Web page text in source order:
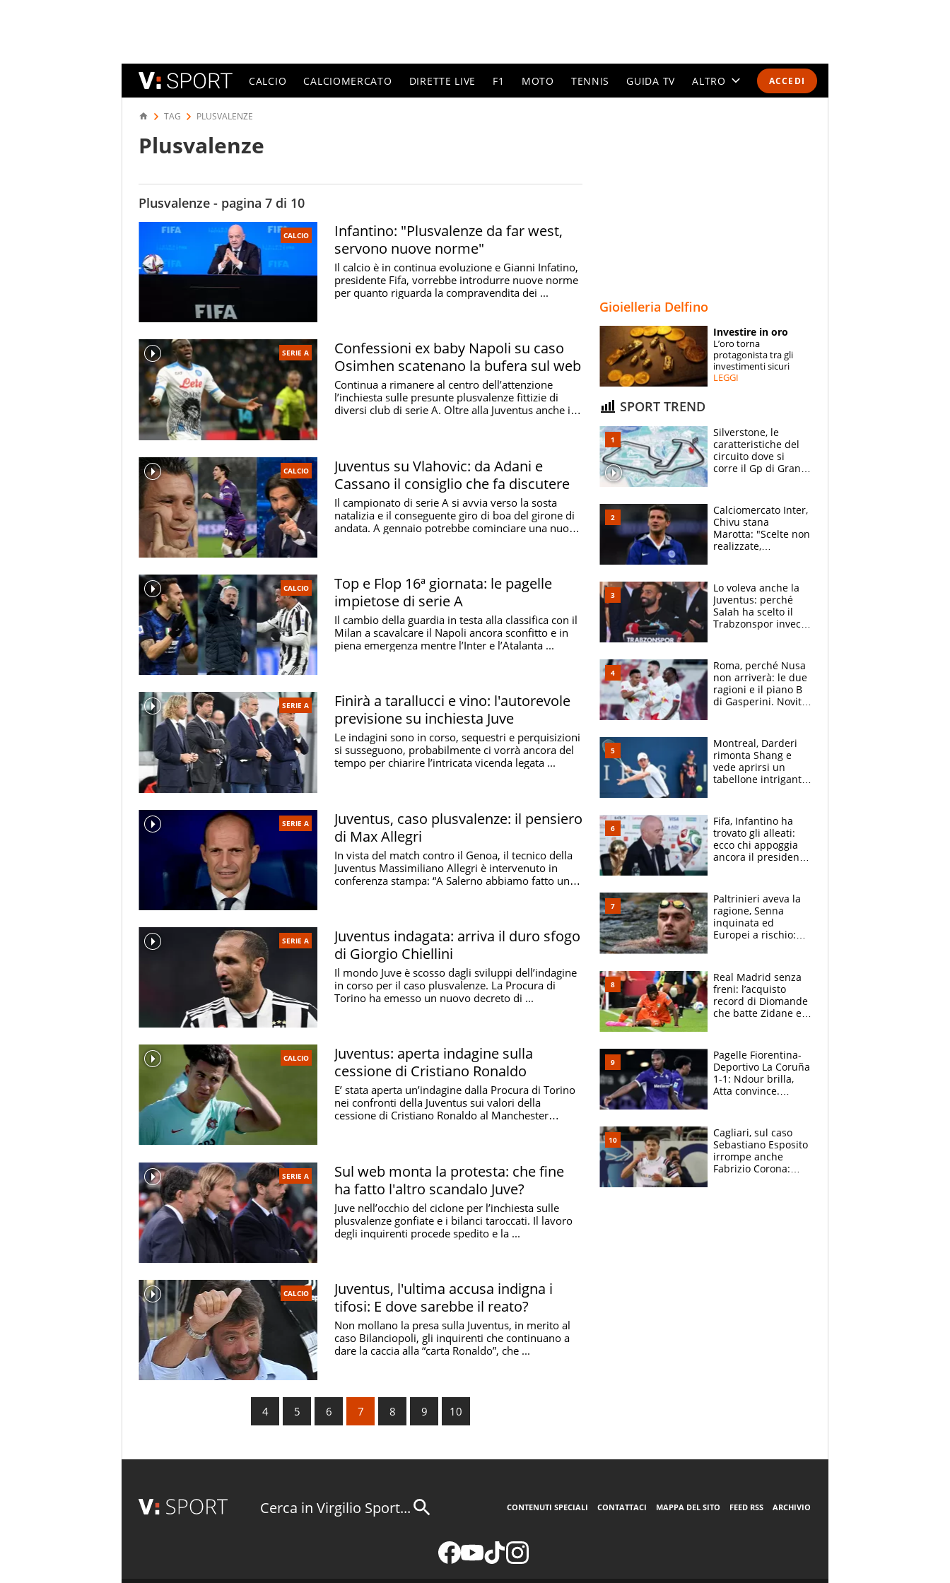
ACCEDI
CALCIO CALCIOMERCATO DIRETTE LIVE F1 MOTO TENNIS GUIDA TV ALTRO
SPECIALI
ESPERTI
TAG PLUSVALENZE
Plusvalenze
Plusvalenze - pagina 7 di 10
CALCIO
Infantino: "Plusvalenze da far west,
servono nuove norme"
Il calcio è in continua evoluzione e Gianni Infatino,
presidente Fifa, vorrebbe introdurre nuove norme
per quanto riguarda la compravendita dei ...
SERIE A
Confessioni ex baby Napoli su caso
Osimhen scatenano la bufera sul web
Continua a rimanere al centro dell’attenzione
l’inchiesta sulle presunte plusvalenze fittizie di
diversi club di serie A. Oltre alla Juventus anche il
CALCIO
Juventus su Vlahovic: da Adani e
Cassano il consiglio che fa discutere
Il campionato di serie A si avvia verso la sosta
natalizia e il conseguente giro di boa del girone di
andata. A gennaio potrebbe cominciare una nuova
CALCIO
Top e Flop 16ª giornata: le pagelle
impietose di serie A
Il cambio della guardia in testa alla classifica con il
Milan a scavalcare il Napoli ancora sconfitto e in
piena emergenza mentre l’Inter e l’Atalanta ...
SERIE A
Finirà a tarallucci e vino: l'autorevole
previsione su inchiesta Juve
Le indagini sono in corso, sequestri e perquisizioni
si susseguono, probabilmente ci vorrà ancora del
tempo per chiarire l’intricata vicenda legata ...
SERIE A
Juventus, caso plusvalenze: il pensiero
di Max Allegri
In vista del match contro il Genoa, il tecnico della
Juventus Massimiliano Allegri è intervenuto in
conferenza stampa: “A Salerno abbiamo fatto una
SERIE A
Juventus indagata: arriva il duro sfogo
di Giorgio Chiellini
Il mondo Juve è scosso dagli sviluppi dell’indagine
in corso per il caso plusvalenze. La Procura di
Torino ha emesso un nuovo decreto di ...
CALCIO
Juventus: aperta indagine sulla
cessione di Cristiano Ronaldo
E’ stata aperta un’indagine dalla Procura di Torino
nei confronti della Juventus sui valori della
cessione di Cristiano Ronaldo al Manchester
SERIE A
Sul web monta la protesta: che fine
ha fatto l'altro scandalo Juve?
Juve nell’occhio del ciclone per l’inchiesta sulle
plusvalenze gonfiate e i bilanci taroccati. Il lavoro
degli inquirenti procede spedito e la ...
CALCIO
Juventus, l'ultima accusa indigna i
tifosi: E dove sarebbe il reato?
Non mollano la presa sulla Juventus, in merito al
caso Bilanciopoli, gli inquirenti che continuano a
dare la caccia alla “carta Ronaldo”, che ...
4 5 6 7 8 9 10
Gioielleria Delfino
Investire in oro
L’oro torna
protagonista tra gli
investimenti sicuri
LEGGI
SPORT TREND
Silverstone, le
caratteristiche del
circuito dove si
corre il Gp di Gran
Calciomercato Inter,
Chivu stana
Marotta: "Scelte non
realizzate,
squadra"
Lo voleva anche la
Juventus: perché
Salah ha scelto il
Trabzonspor invece
Roma, perché Nusa
non arriverà: le due
ragioni e il piano B
di Gasperini. Novità
Montreal, Darderi
rimonta Shang e
vede aprirsi un
tabellone intrigante:
felice del mio livello"
Fifa, Infantino ha
trovato gli alleati:
ecco chi appoggia
ancora il presidente
Paltrinieri aveva la
ragione, Senna
inquinata ed
Europei a rischio:
adesso
Real Madrid senza
freni: l’acquisto
record di Diomande
che batte Zidane e
Pagelle Fiorentina-
Deportivo La Coruña
1-1: Ndour brilla,
Atta convince.
Cagliari, sul caso
Sebastiano Esposito
irrompe anche
Fabrizio Corona:
Cerca in Virgilio Sport... CONTENUTI SPECIALI CONTATTACI MAPPA DEL SITO FEED RSS ARCHIVIO